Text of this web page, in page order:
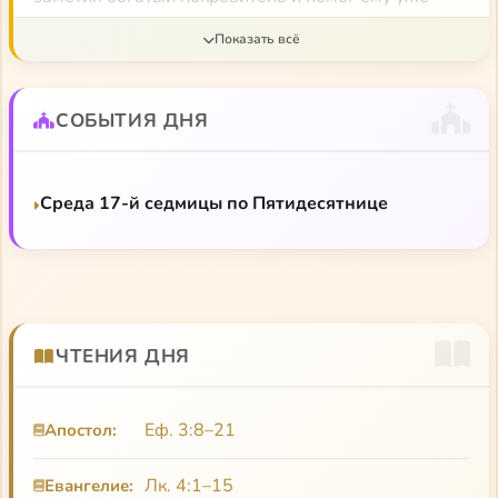
после тридцати изучить богословие, затем
представил его патриарху Александрии. И старый
во священники, в епископы, затем сделал его
митрополитом Пентапольским и назначил своим
разбивается вдребезги. Из-за какой-то интриги,
так и не выплывшей на поверхность, патриарх
изгоняет Нектария, даже не пожелав его
смещенный епископ так и остался в весьма
странной, по церковным понятиям, ситуации.
деревенские приходы. Однако свидетельства в его
СОБЫТИЯ ДНЯ
Среда 17-й седмицы по Пятидесятнице
ЧТЕНИЯ ДНЯ
Апостол: Еф. 3:8–21
Евангелие: Лк. 4:1–15